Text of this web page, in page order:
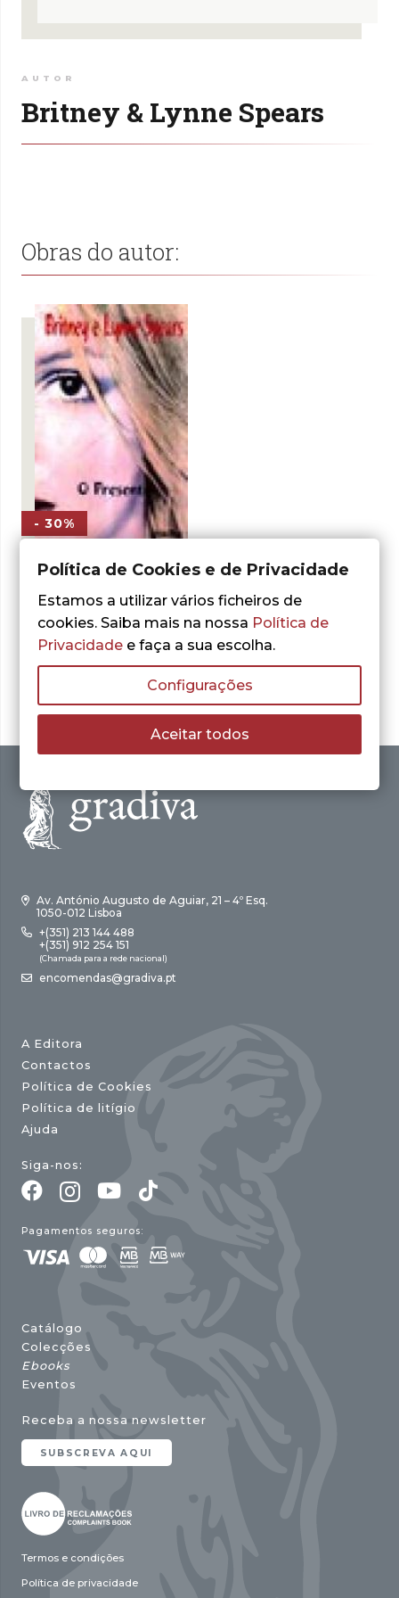
AUTOR
Britney & Lynne Spears
Obras do autor:
- 30%
O Presente
2,50€ O
preço
era:
1,75 €O
preço
é:
LER MAIS
Av. António Augusto de Aguiar, 21 – 4º Esq.
1050-012 Lisboa
+(351) 213 144 488
+(351) 912 254 151
(Chamada para a rede nacional)
encomendas@gradiva.pt
A Editora
Contactos
Política de Cookies
Política de litígio
Ajuda
Siga-nos:
Pagamentos seguros:
Catálogo
Colecções
Ebooks
Eventos
Receba a nossa newsletter
SUBSCREVA AQUI
Termos e condições
Política de privacidade
Política de Cookies e de Privacidade
Estamos a utilizar vários ficheiros de
cookies. Saiba mais na nossa Política de
Privacidade e faça a sua escolha.
Configurações
Aceitar todos